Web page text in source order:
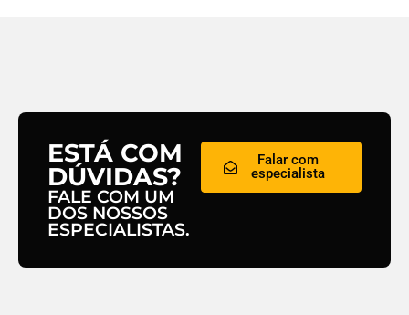
ESTÁ COM
DÚVIDAS?
FALE COM UM
DOS NOSSOS
ESPECIALISTAS.
Falar com
especialista